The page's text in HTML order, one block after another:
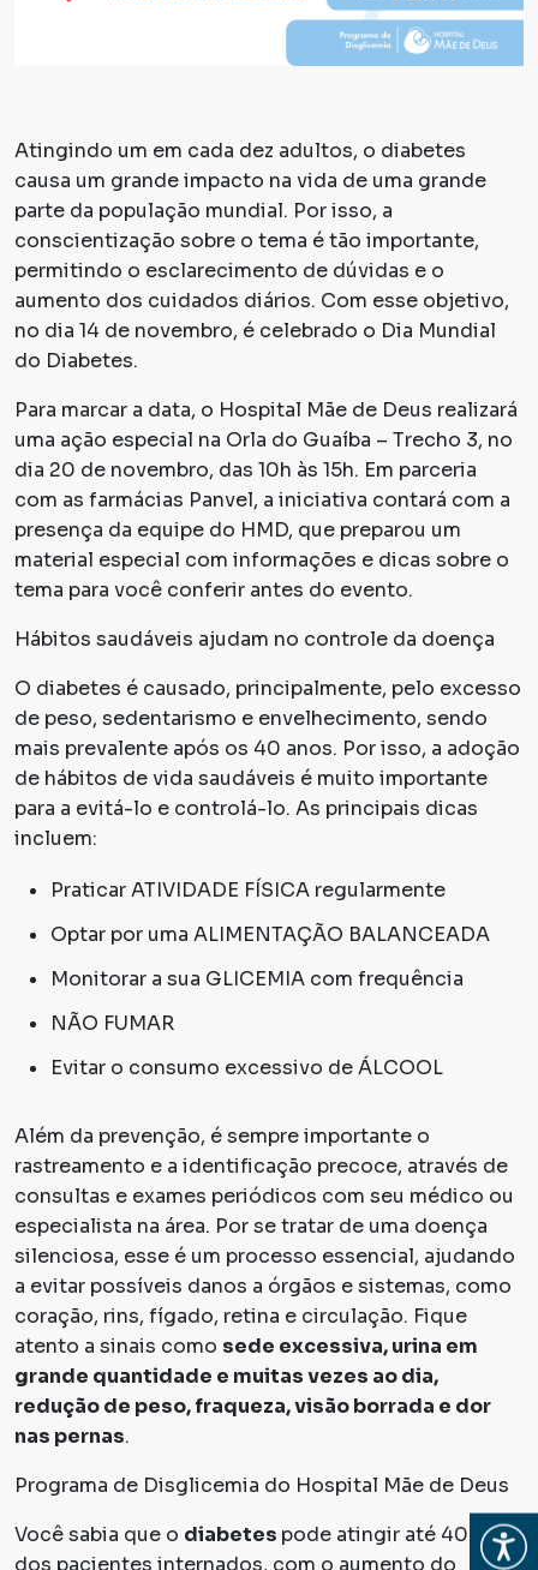
Abrir
Atingindo um em cada dez adultos, o diabetes
causa um grande impacto na vida de uma grande
parte da população mundial. Por isso, a
conscientização sobre o tema é tão importante,
permitindo o esclarecimento de dúvidas e o
aumento dos cuidados diários. Com esse objetivo,
no dia 14 de novembro, é celebrado o Dia Mundial
do Diabetes.
Para marcar a data, o Hospital Mãe de Deus realizará
uma ação especial na Orla do Guaíba – Trecho 3, no
dia 20 de novembro, das 10h às 15h. Em parceria
com as farmácias Panvel, a iniciativa contará com a
presença da equipe do HMD, que preparou um
material especial com informações e dicas sobre o
tema para você conferir antes do evento.
Hábitos saudáveis ajudam no controle da doença
O diabetes é causado, principalmente, pelo excesso
de peso, sedentarismo e envelhecimento, sendo
mais prevalente após os 40 anos. Por isso, a adoção
de hábitos de vida saudáveis é muito importante
para a evitá-lo e controlá-lo. As principais dicas
incluem:
Praticar ATIVIDADE FÍSICA regularmente
Optar por uma ALIMENTAÇÃO BALANCEADA
Monitorar a sua GLICEMIA com frequência
NÃO FUMAR
Evitar o consumo excessivo de ÁLCOOL
Além da prevenção, é sempre importante o
rastreamento e a identificação precoce, através de
consultas e exames periódicos com seu médico ou
especialista na área. Por se tratar de uma doença
silenciosa, esse é um processo essencial, ajudando
a evitar possíveis danos a órgãos e sistemas, como
coração, rins, fígado, retina e circulação. Fique
atento a sinais como sede excessiva, urina em
grande quantidade e muitas vezes ao dia,
redução de peso, fraqueza, visão borrada e dor
nas pernas.
Programa de Disglicemia do Hospital Mãe de Deus
Você sabia que o diabetes pode atingir até 40%
dos pacientes internados, com o aumento do